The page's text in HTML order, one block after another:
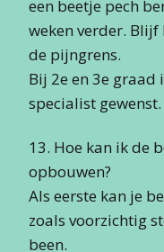
een beetje pech
weken verder.
de pijngrens.
Bij 2e en 3e graad
specialist gewenst.
13. Hoe kan ik de
opbouwen?
Als eerste kan je
zoals voorzichtig
been.